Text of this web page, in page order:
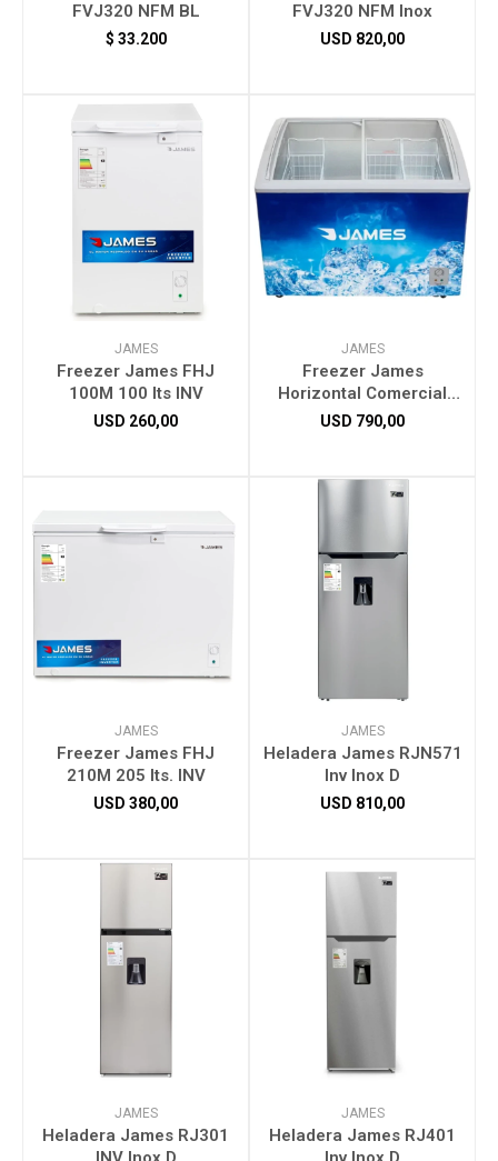
FVJ320 NFM BL
$ 33.200
FVJ320 NFM Inox
USD 820,00
JAMES
Freezer James FHJ
100M 100 lts INV
USD 260,00
JAMES
Freezer James
Horizontal Comercial
FHC-330
USD 790,00
JAMES
Freezer James FHJ
210M 205 lts. INV
USD 380,00
JAMES
Heladera James RJN571
Inv Inox D
USD 810,00
JAMES
Heladera James RJ301
JAMES
Heladera James RJ401